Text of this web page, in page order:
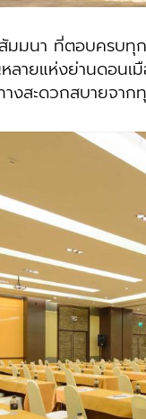
า ที่ตอบครบทุกโ
ลายแห่งย่านดอน
งสะดวกสบายจาก